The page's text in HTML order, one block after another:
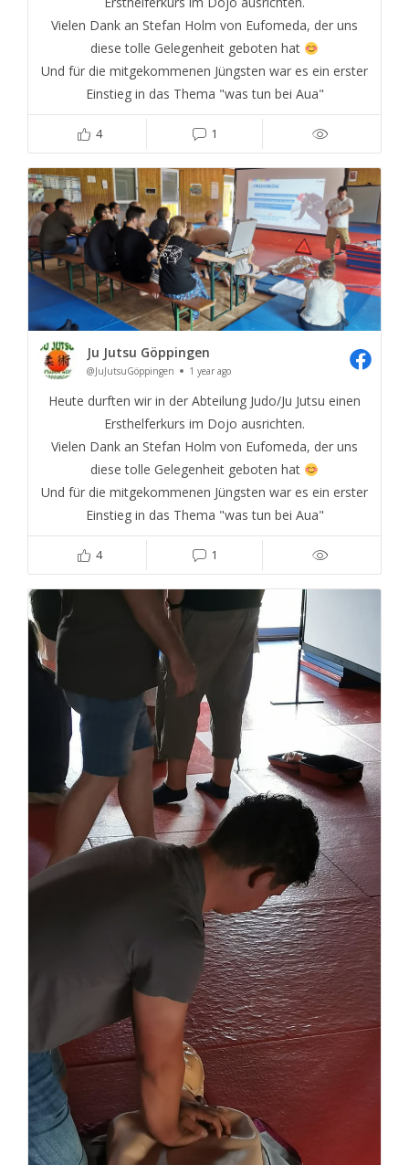
Vielen Dank an Stefan Holm von Eufomeda, der uns
diese tolle Gelegenheit geboten hat
Und für die mitgekommenen Jüngsten war es ein erster
Einstieg in das Thema "was tun bei Aua"
4 1
Ju Jutsu Göppingen
@JuJutsuGöppingen 1 year ago
Heute durften wir in der Abteilung Judo/Ju Jutsu einen
Ersthelferkurs im Dojo ausrichten.
Vielen Dank an Stefan Holm von Eufomeda, der uns
diese tolle Gelegenheit geboten hat
Und für die mitgekommenen Jüngsten war es ein erster
Einstieg in das Thema "was tun bei Aua"
4 1